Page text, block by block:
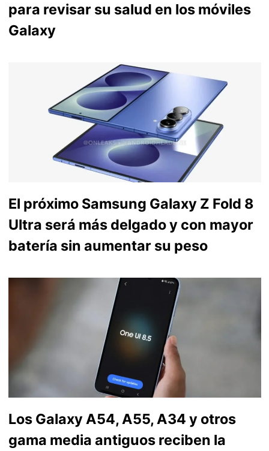
para revisar su salud en los móviles
Galaxy
El próximo Samsung Galaxy Z Fold 8
Ultra será más delgado y con mayor
batería sin aumentar su peso
Los Galaxy A54, A55, A34 y otros
gama media antiguos reciben la